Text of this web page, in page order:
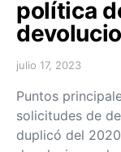
política
julio 17, 2023
Puntos
solicitudes de
duplicó del